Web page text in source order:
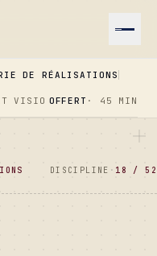
DE RÉALISATIONS
VISIO OFFERT · 45 MIN
DISCIPLINE · 18 / 52